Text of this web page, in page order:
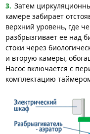
Затем
камере забирает
верхний уровень, где
разбрызгивает ее над
стоки через
и вторую камеры,
Насос включается с
комплектацию